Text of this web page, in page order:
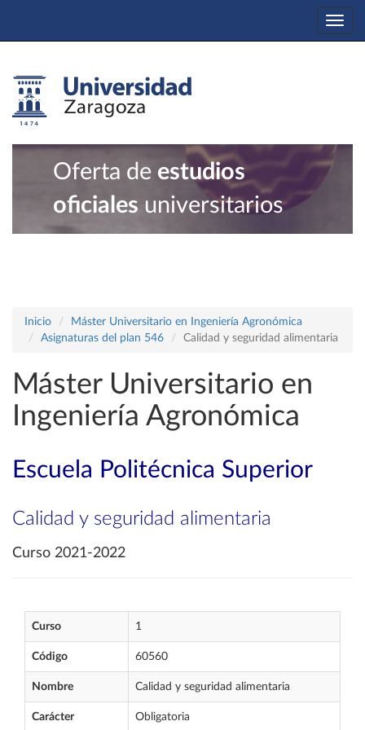
Oferta de estudios
oficiales universitarios
Inicio
Máster Universitario en Ingeniería Agronómica
Asignaturas del plan 546
Calidad y seguridad alimentaria
Máster Universitario en
Ingeniería Agronómica
Escuela Politécnica Superior
Calidad y seguridad alimentaria
Curso 2021-2022
Curso 1
Código 60560
Nombre Calidad y seguridad alimentaria
Carácter Obligatoria